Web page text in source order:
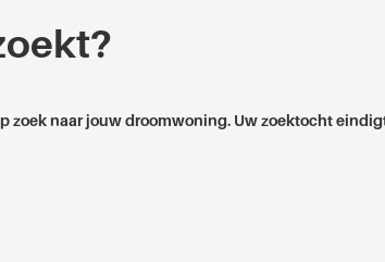
zoek naar jouw droomwoning. Uw zoektocht